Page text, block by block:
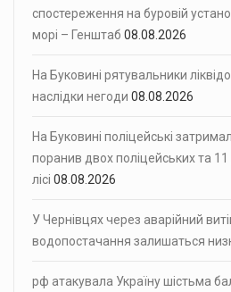
спостереження на буровій
морі – Генштаб 08.08.2026
На Буковині рятувальники
наслідки негоди 08.08.2026
На Буковині поліцейські
поранив двох поліцейських та
лісі 08.08.2026
У Чернівцях через аварійний
водопостачання залишаться
рф атакувала Україну шістьма